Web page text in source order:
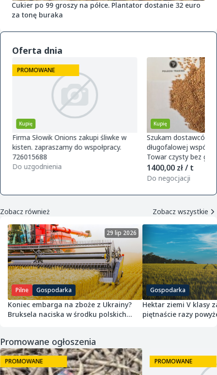
Cukier po 99 groszy na półce. Plantator dostanie 32 euro
za tonę buraka
Oferta dnia
Kupię
PROMOWANE
Firma Słowik Onions zakupi śliwke w
kisten. zapraszamy do wspołpracy.
726015688
Do uzgodnienia
Kupię
Szukam dostawców
długofalowej
Towar czysty bez
magazynu w Polsce.
zamówie
1400,00 zł / t
Do negocjacji
Zobacz również Zobacz wszystkie
Pilne Gospodarka
29 lip 2026
Koniec embarga na zboże z Ukrainy?
Bruksela naciska w środku polskich
Gospodarka
Hektar ziemi V klasy
piętnaście razy
Promowane ogłoszenia
PROMOWANE PROMOWANE